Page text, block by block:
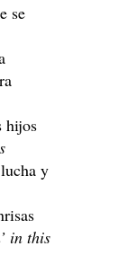
se
hijos
y
in this